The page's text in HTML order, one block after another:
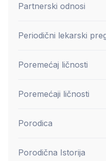
Partnerski odnosi
Periodični lekarski
Poremećaj ličnosti
Poremećaji ličnosti
Porodica
Porodična Istorija